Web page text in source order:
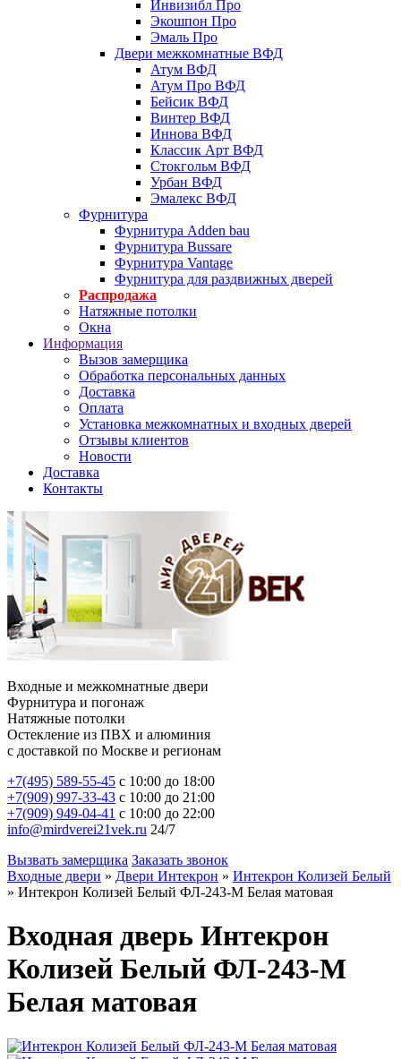
Инвизибл Про
Экошпон Про
Эмаль Про
Двери межкомнатные ВФД
Атум ВФД
Атум Про ВФД
Бейсик ВФД
Винтер ВФД
Иннова ВФД
Классик Арт ВФД
Стокгольм ВФД
Урбан ВФД
Эмалекс ВФД
Фурнитура
Фурнитура Adden bau
Фурнитура Bussare
Фурнитура Vantage
Фурнитура для раздвижных дверей
Распродажа
Натяжные потолки
Окна
Информация
Вызов замерщика
Обработка персональных данных
Доставка
Оплата
Установка межкомнатных и входных дверей
Отзывы клиентов
Новости
Доставка
Контакты
Входные и межкомнатные двери
Фурнитура и погонаж
Натяжные потолки
Остекление из ПВХ и алюминия
с доставкой по Москве и регионам
+7(495) 589-55-45 с 10:00 до 18:00
+7(909) 997-33-43 с 10:00 до 21:00
+7(909) 949-04-41 с 10:00 до 22:00
info@mirdverei21vek.ru 24/7
Вызвать замерщика Заказать звонок
Входные двери » Двери Интекрон » Интекрон Колизей Белый
» Интекрон Колизей Белый ФЛ-243-М Белая матовая
Входная дверь Интекрон
Колизей Белый ФЛ-243-М
Белая матовая